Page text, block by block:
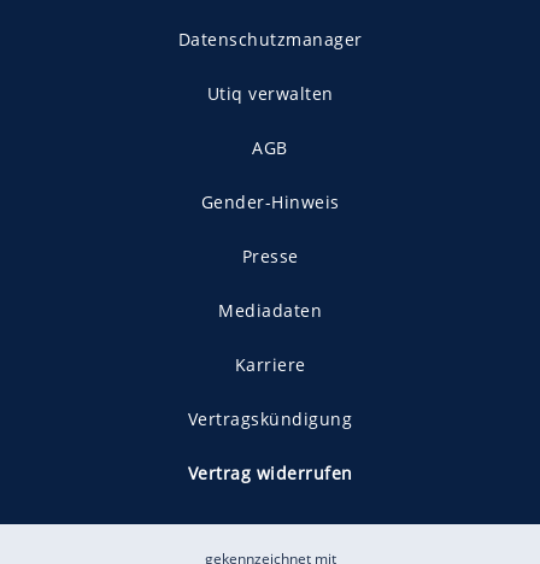
Datenschutzmanager
Utiq verwalten
AGB
Gender-Hinweis
Presse
Mediadaten
Karriere
Vertragskündigung
Vertrag widerrufen
gekennzeichnet mit